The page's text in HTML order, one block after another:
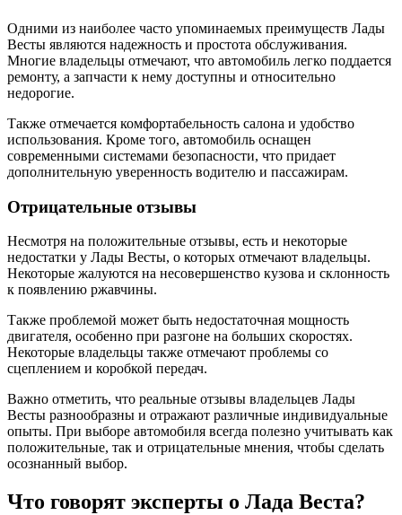
Одними из наиболее часто упоминаемых преимуществ Лады
Весты являются надежность и простота обслуживания.
Многие владельцы отмечают, что автомобиль легко поддается
ремонту, а запчасти к нему доступны и относительно
недорогие.
Также отмечается комфортабельность салона и удобство
использования. Кроме того, автомобиль оснащен
современными системами безопасности, что придает
дополнительную уверенность водителю и пассажирам.
Отрицательные отзывы
Несмотря на положительные отзывы, есть и некоторые
недостатки у Лады Весты, о которых отмечают владельцы.
Некоторые жалуются на несовершенство кузова и склонность
к появлению ржавчины.
Также проблемой может быть недостаточная мощность
двигателя, особенно при разгоне на больших скоростях.
Некоторые владельцы также отмечают проблемы со
сцеплением и коробкой передач.
Важно отметить, что реальные отзывы владельцев Лады
Весты разнообразны и отражают различные индивидуальные
опыты. При выборе автомобиля всегда полезно учитывать как
положительные, так и отрицательные мнения, чтобы сделать
осознанный выбор.
Что говорят эксперты о Лада Веста?